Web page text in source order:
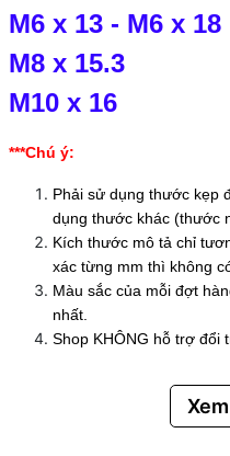
M6 x 13 - M6 x 18
M8 x 15.3
M10 x 16
***Chú ý:
Phải sử dụng thước kẹp
dụng thước khác (thước
Kích thước mô tả chỉ
xác từng mm thì không
Màu sắc của mỗi đợt
nhất.
Shop KHÔNG hỗ trợ đổi